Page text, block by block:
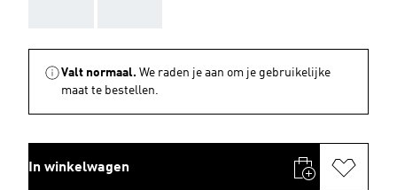
Valt normaal. We raden je aan om je gebruikelijke
maat te bestellen.
In winkelwagen